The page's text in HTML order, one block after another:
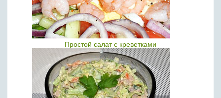
Простой салат с креветками